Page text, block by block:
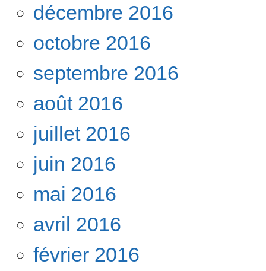
décembre 2016
octobre 2016
septembre 2016
août 2016
juillet 2016
juin 2016
mai 2016
avril 2016
février 2016